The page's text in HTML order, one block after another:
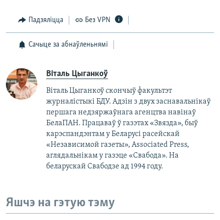
Падзяліцца Без VPN
Сачыце за абнаўленьнямі
Віталь Цыганкоў
Віталь Цыганкоў скончыў факультэт
журналістыкі БДУ. Адзін з двух заснавальнікаў
першага недзяржаўнага агенцтва навінаў
БелаПАН. Працаваў ў газэтах «Звязда», быў
карэспандэнтам у Беларусі расейскай
«Независимой газеты», Associated Рress,
аглядальнікам у газэце «Свабода». На
беларускай Свабодзе ад 1994 году.
Яшчэ на гэтую тэму